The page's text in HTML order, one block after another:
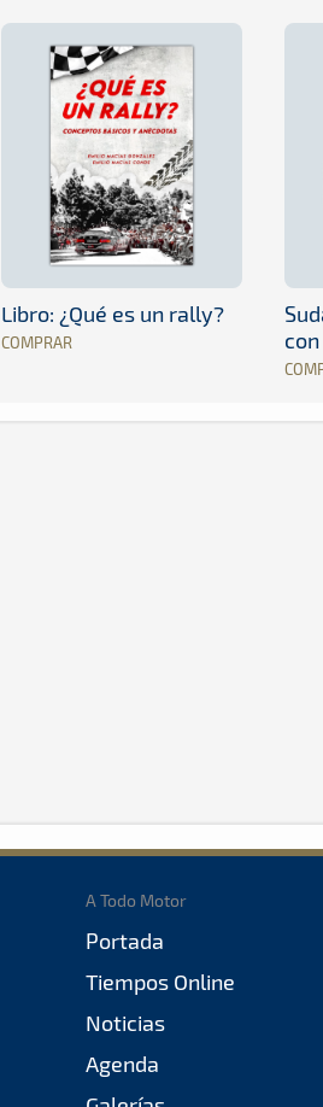
Libro: ¿Qué es un rally?
COMPRAR
A Todo Motor
Portada
Tiempos Online
Noticias
Agenda